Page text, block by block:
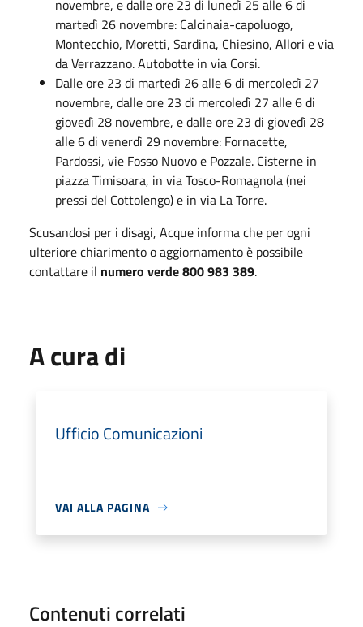
novembre, e dalle ore 23 di lunedì 25 alle 6 di
martedì 26 novembre: Calcinaia-capoluogo,
Montecchio, Moretti, Sardina, Chiesino, Allori e via
da Verrazzano. Autobotte in via Corsi.
Dalle ore 23 di martedì 26 alle 6 di mercoledì 27
novembre, dalle ore 23 di mercoledì 27 alle 6 di
giovedì 28 novembre, e dalle ore 23 di giovedì 28
alle 6 di venerdì 29 novembre: Fornacette,
Pardossi, vie Fosso Nuovo e Pozzale. Cisterne in
piazza Timisoara, in via Tosco-Romagnola (nei
pressi del Cottolengo) e in via La Torre.
Scusandosi per i disagi, Acque informa che per ogni
ulteriore chiarimento o aggiornamento è possibile
contattare il numero verde 800 983 389.
A cura di
Ufficio Comunicazioni
VAI ALLA PAGINA
Contenuti correlati